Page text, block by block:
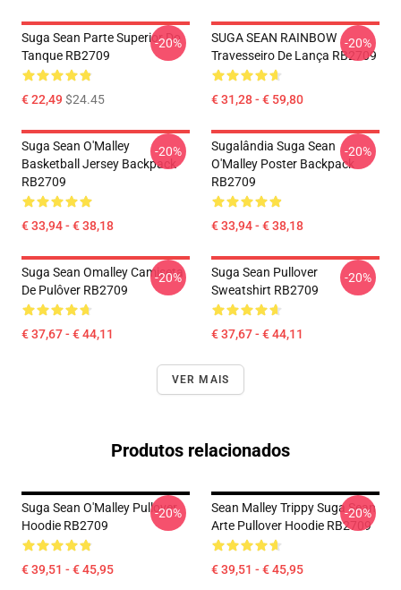
Suga Sean Parte Superior Do
Tanque RB2709
€ 22,49$24.45
-20%
SUGA SEAN RAINBOW
Travesseiro De Lança RB2709
€ 31,28 - € 59,80
-20%
Suga Sean O'Malley
Basketball Jersey Backpack
RB2709
€ 33,94 - € 38,18
-20%
Sugalândia Suga Sean
O'Malley Poster Backpack
RB2709
€ 33,94 - € 38,18
-20%
Suga Sean Omalley Camiseta
De Pulôver RB2709
€ 37,67 - € 44,11
-20%
Suga Sean Pullover
Sweatshirt RB2709
€ 37,67 - € 44,11
-20%
VER MAIS
Produtos relacionados
Suga Sean O'Malley Pullover
Hoodie RB2709
€ 39,51 - € 45,95
-20%
Sean Malley Trippy Suga Sean
Arte Pullover Hoodie RB2709
€ 39,51 - € 45,95
-20%